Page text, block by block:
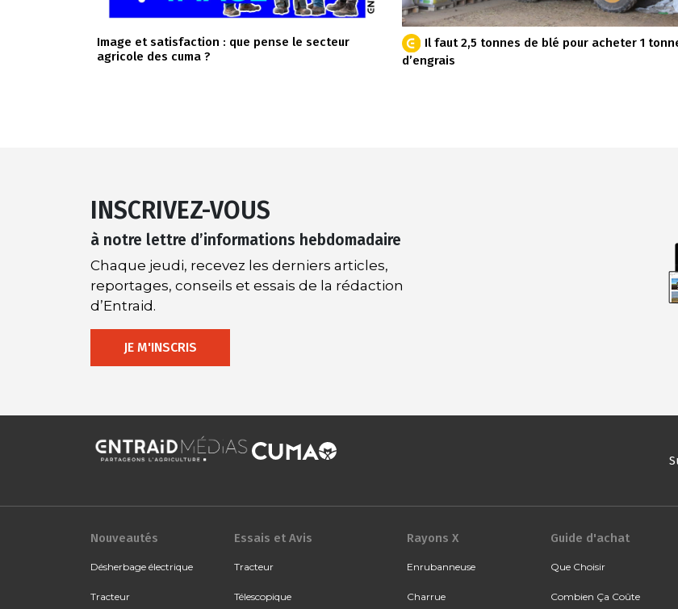
Image et satisfaction : que pense le secteur
agricole des cuma ?
Il faut 2,5 tonnes de blé pour acheter 1
d’engrais
INSCRIVEZ-VOUS
à notre lettre d’informations hebdomadaire
Chaque jeudi, recevez les derniers articles,
reportages, conseils et essais de la rédaction
d’Entraid.
JE M'INSCRIS
Nouveautés
Désherbage électrique
Tracteur
Essais et Avis
Tracteur
Télescopique
Rayons X
Enrubanneuse
Charrue
Guide d'achat
Que Choisir
Combien Ça Coûte